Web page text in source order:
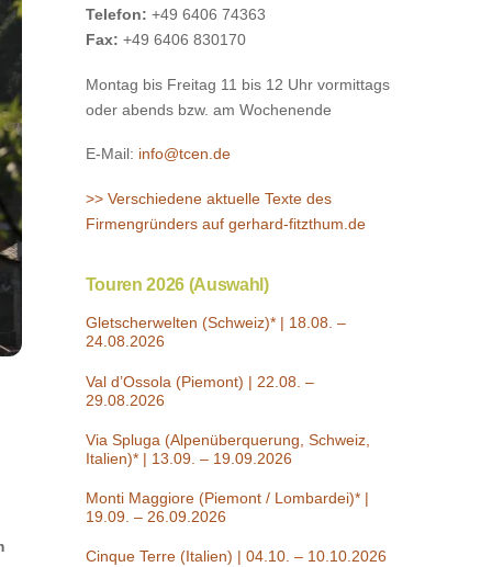
Telefon: +49 6406 74363
Fax: +49 6406 830170
Montag bis Freitag 11 bis 12 Uhr vormittags
oder abends bzw. am Wochenende
E-Mail: info@tcen.de
>> Verschiedene aktuelle Texte des
Firmengründers auf gerhard-fitzthum.de
Touren 2026 (Auswahl)
Gletscherwelten (Schweiz)* | 18.08. –
24.08.2026
Val d’Ossola (Piemont) | 22.08. –
29.08.2026
Via Spluga (Alpenüberquerung, Schweiz,
Italien)* | 13.09. – 19.09.2026
Monti Maggiore (Piemont / Lombardei)* |
19.09. – 26.09.2026
Cinque Terre (Italien) | 04.10. – 10.10.2026